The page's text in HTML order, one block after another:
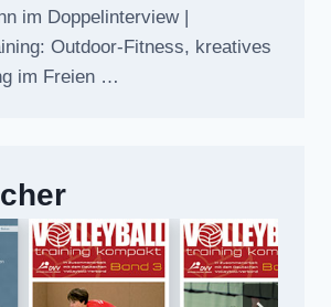
im Doppelinterview |
Outdoor-Fitness, kreatives
im Freien …